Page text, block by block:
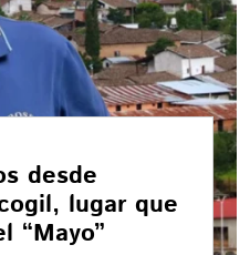
desde
lugar que
“Mayo”